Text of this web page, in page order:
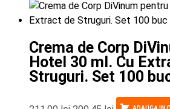
Crema de Corp
Hotel 30 ml. Cu
Struguri. Set 100